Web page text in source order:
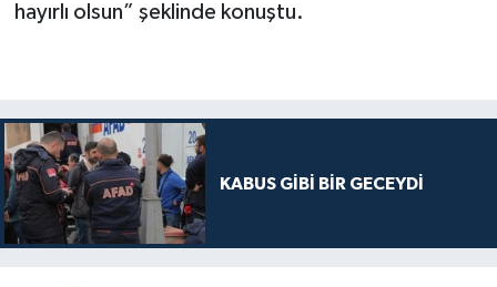
hayırlı olsun” şeklinde konuştu.
KABUS GİBİ BİR GECEYDİ